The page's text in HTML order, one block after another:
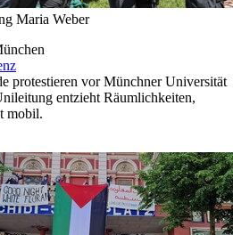
Maria Weber
protestieren vor Münchner Universität
entzieht Räumlichkeiten,
mobil.